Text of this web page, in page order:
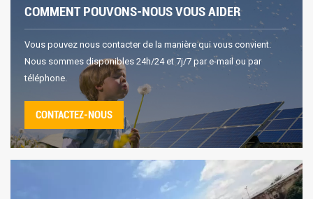
COMMENT POUVONS-NOUS VOUS AIDER
Vous pouvez nous contacter de la manière qui vous convient.
Nous sommes disponibles 24h/24 et 7j/7 par e-mail ou par
téléphone.
CONTACTEZ-NOUS